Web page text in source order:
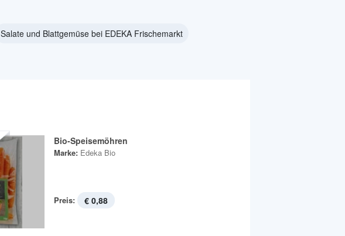
Salate und Blattgemüse bei EDEKA Frischemarkt
Bio-Speisemöhren
Marke: Edeka Bio
Preis: € 0,88